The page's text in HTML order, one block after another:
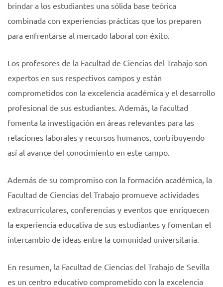
brindar a los estudiantes una sólida base teórica
combinada con experiencias prácticas que los preparen
para enfrentarse al mercado laboral con éxito.
Los profesores de la Facultad de Ciencias del Trabajo son
expertos en sus respectivos campos y están
comprometidos con la excelencia académica y el desarrollo
profesional de sus estudiantes. Además, la facultad
fomenta la investigación en áreas relevantes para las
relaciones laborales y recursos humanos, contribuyendo
así al avance del conocimiento en este campo.
Además de su compromiso con la formación académica, la
Facultad de Ciencias del Trabajo promueve actividades
extracurriculares, conferencias y eventos que enriquecen
la experiencia educativa de sus estudiantes y fomentan el
intercambio de ideas entre la comunidad universitaria.
En resumen, la Facultad de Ciencias del Trabajo de Sevilla
es un centro educativo comprometido con la excelencia